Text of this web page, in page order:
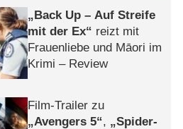
Back Up – Auf Streife
mit der Ex
reizt mit
Frauenliebe und Māori im
Krimi – Review
Film-Trailer zu
Avengers 5 ,
Spider-